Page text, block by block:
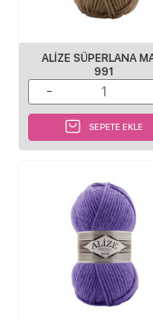
ALIZE SÜPERLANA
991
SEPETE EKLE